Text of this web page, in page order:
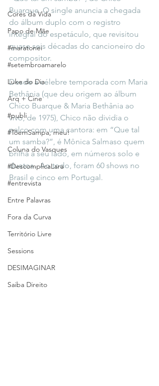
Cores da Vida
Papo de Mãe
#maratonei
#setembroamarelo
Luke do Dia
Arq + Cine
#publi
#TôemSampa, meu!
Coluna do Vasques
#DescomplicaLara
#entrevista
Entre Palavras
Fora da Curva
Território Livre
Sessions
DESIMAGINAR
Saiba Direito
Buarque. O single anuncia a chegada
do álbum duplo com o registro
integral do espetáculo, que revisitou
quase seis décadas do cancioneiro do
compositor.
Desde a célebre temporada com Maria
Bethânia (que deu origem ao álbum
Chico Buarque & Maria Bethânia ao
vivo, de 1975), Chico não dividia o
palco com uma cantora: em “Que tal
um samba?”, é Mônica Salmaso quem
brilha a seu lado, em números solo e
duetos.  Ao todo, foram 60 shows no
Brasil e cinco em Portugal.